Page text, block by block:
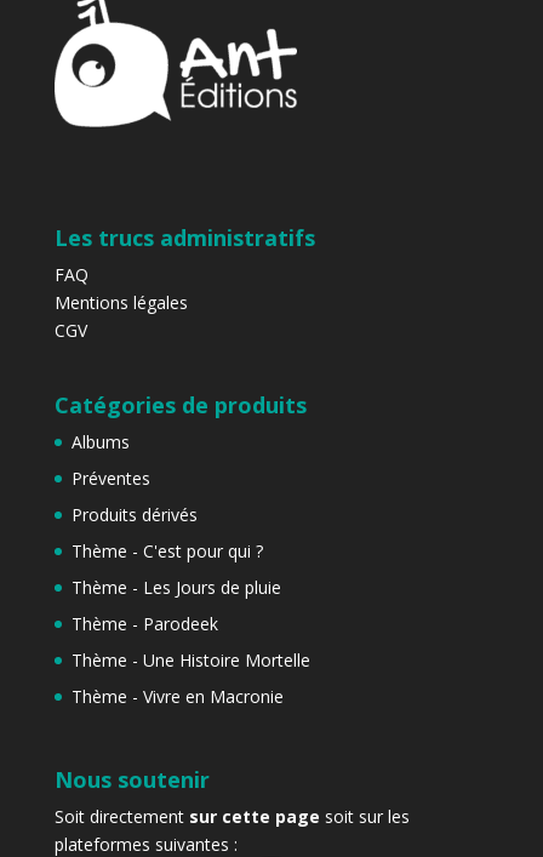
Les trucs administratifs
FAQ
Mentions légales
CGV
Catégories de produits
Albums
Préventes
Produits dérivés
Thème - C'est pour qui ?
Thème - Les Jours de pluie
Thème - Parodeek
Thème - Une Histoire Mortelle
Thème - Vivre en Macronie
Nous soutenir
Soit directement sur cette page soit sur les
plateformes suivantes :